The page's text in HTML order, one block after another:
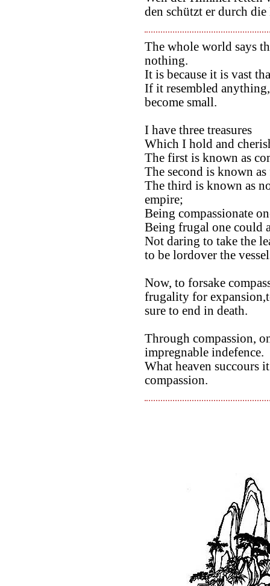
den schützt er durch die
The whole world says
nothing.
It is because it is vast
If it resembled
become small.
I have three treasures
Which I hold and
The first is known as
The second is known
The third is known as
empire;
Being compassionate
Being frugal one could
Not daring to take the
to be lordover the
Now, to forsake
frugality for
sure to end in death.
Through compassion,
impregnable indefence.
What heaven succours
compassion.